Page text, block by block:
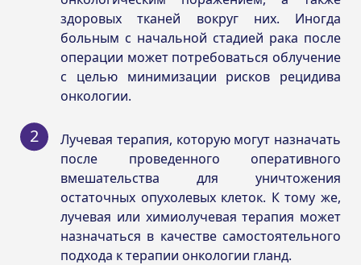
здоровых тканей вокруг них. Иногда
больным с начальной стадией рака после
операции может потребоваться облучение
с целью минимизации рисков рецидива
онкологии.
Лучевая терапия, которую могут назначать
после проведенного оперативного
вмешательства для уничтожения
остаточных опухолевых клеток. К тому же,
лучевая или химиолучевая терапия может
назначаться в качестве самостоятельного
подхода к терапии онкологии гланд.